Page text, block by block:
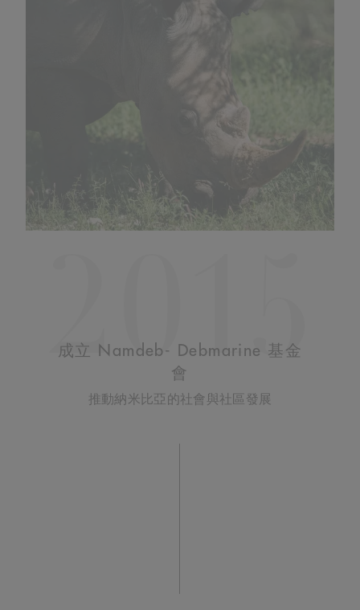
2015
成立 Namdeb- Debmarine 基金
會
推動納米比亞的社會與社區發展